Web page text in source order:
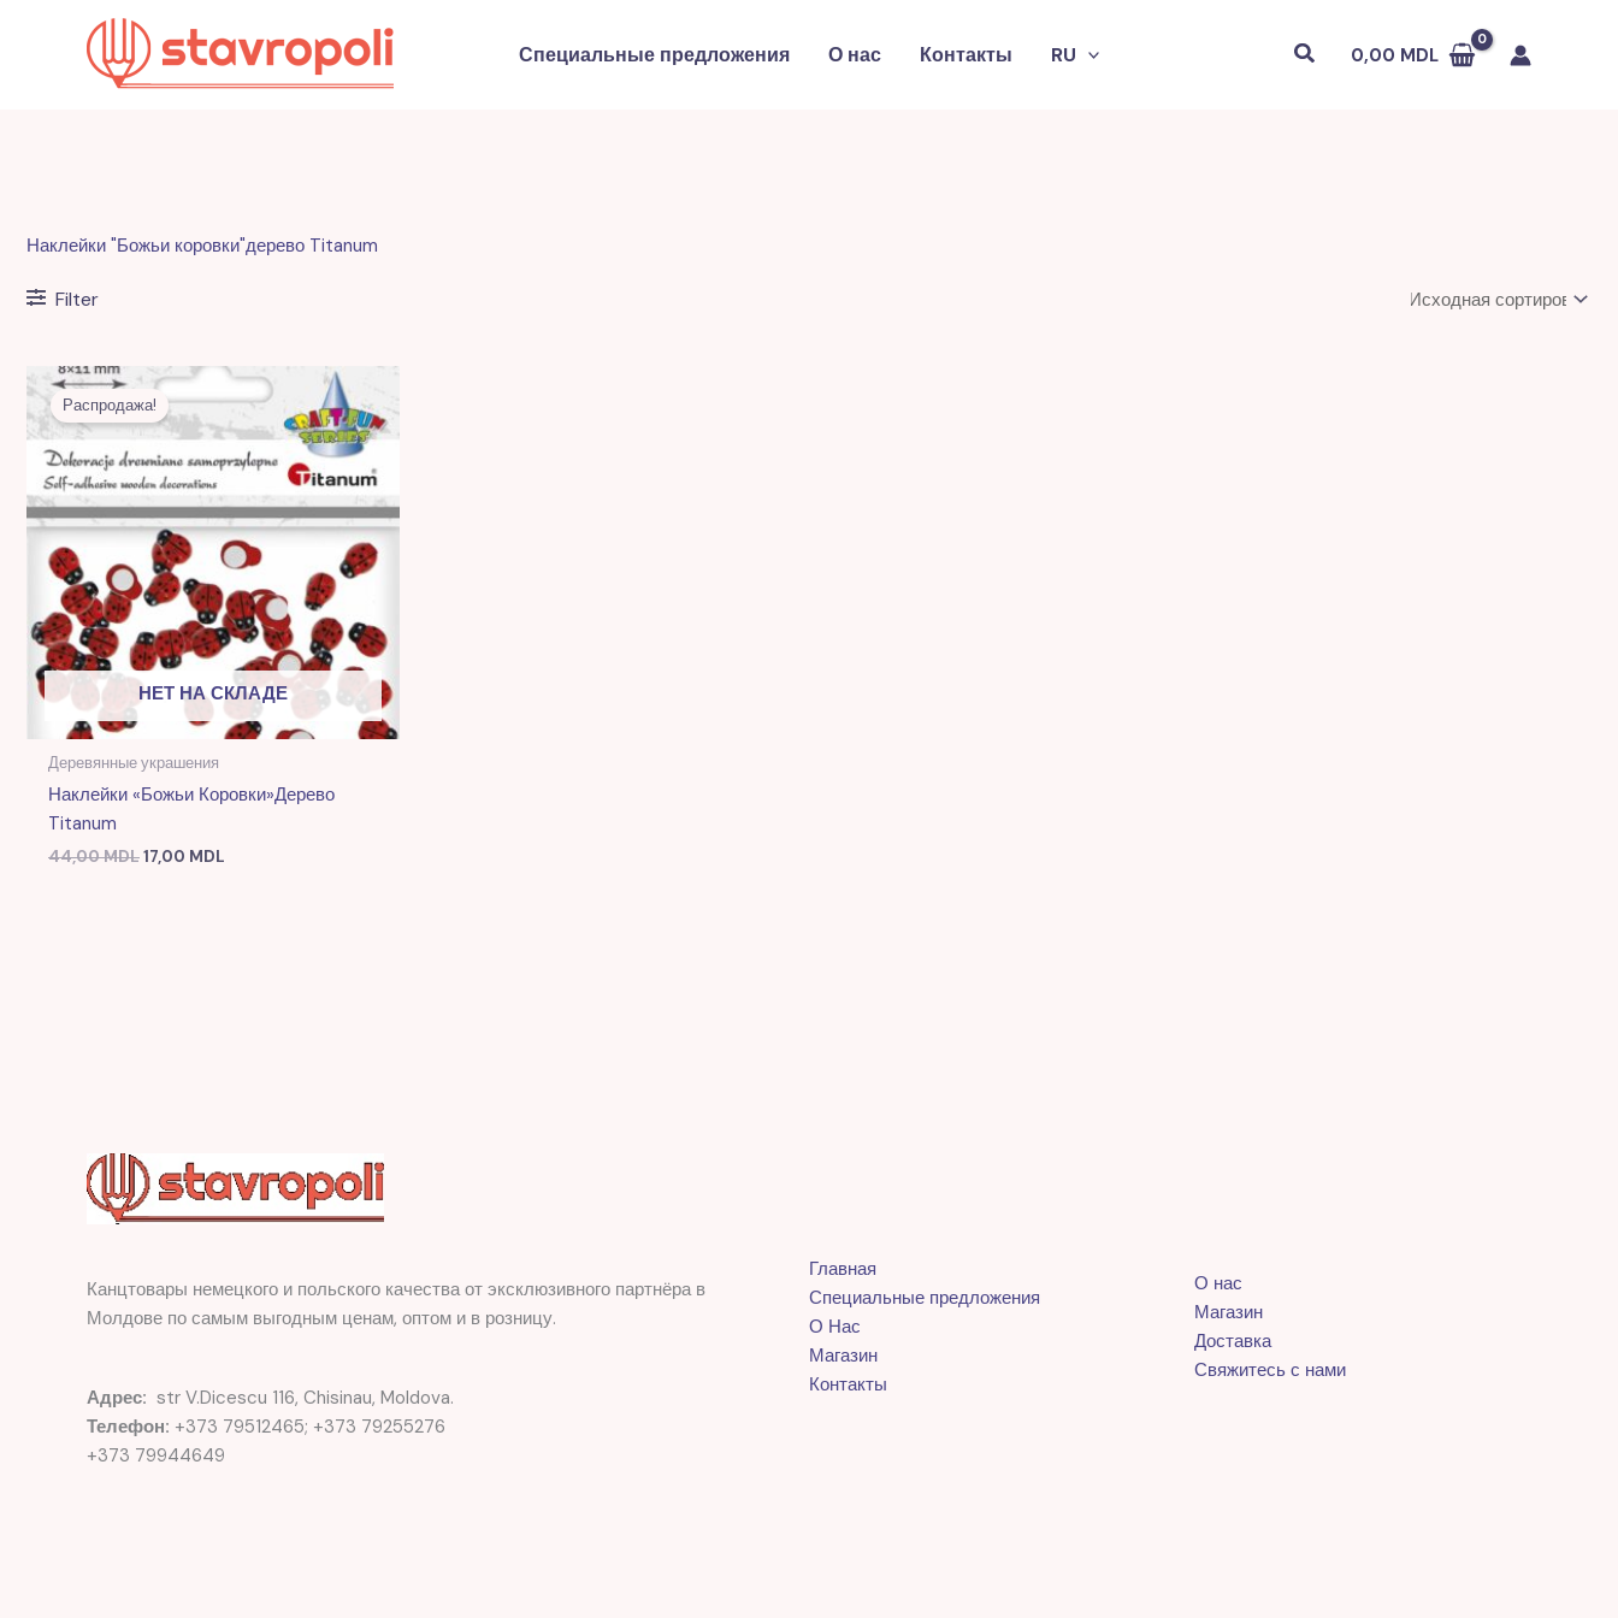
содержимому
Специальные предложения О нас Контакты RU Поиск0,00 MDL
Наклейки "Божьи коровки"дерево Titanum
Filter
НЕТ НА СКЛАДЕ
Распродажа!
Деревянные украшения
Наклейки «Божьи Коровки»дерево
Titanum
44,00MDL
Первоначальная
цена
составляла
44,00 MDL.
17,00 MDL
Текущая
цена:
17,00 MDL.
Канцтовары немецкого и польского качества от эксклюзивного партнёра в
Молдове по самым выгодным ценам, оптом и в розницу.
Адрес: str V.Dicescu 116, Chisinau, Moldova.
Телефон: +373 79512465; +373 79255276
+373 79944649
Главная
Специальные предложения
О Нас
Магазин
Контакты
О нас
Магазин
Доставка
Свяжитесь с нами